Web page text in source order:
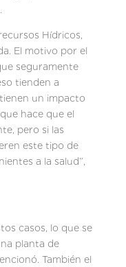
Hídricos,
El motivo por el
seguramente
tienden a
un impacto
hace que el
pero si las
este tipo de
a la salud”,
casos, lo que se
planta de
También el